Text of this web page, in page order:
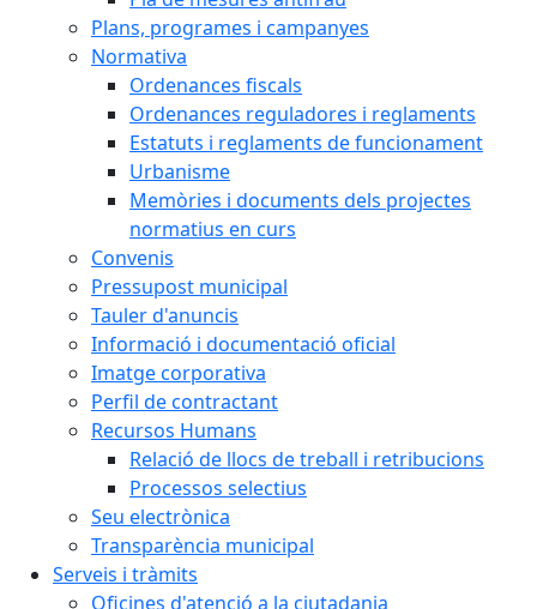
Plans, programes i campanyes
Normativa
Ordenances fiscals
Ordenances reguladores i reglaments
Estatuts i reglaments de funcionament
Urbanisme
Memòries i documents dels projectes
normatius en curs
Convenis
Pressupost municipal
Tauler d'anuncis
Informació i documentació oficial
Imatge corporativa
Perfil de contractant
Recursos Humans
Relació de llocs de treball i retribucions
Processos selectius
Seu electrònica
Transparència municipal
Serveis i tràmits
Oficines d'atenció a la ciutadania